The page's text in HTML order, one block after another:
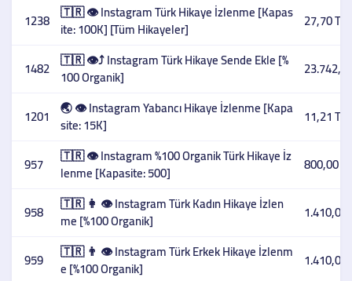
1238 🇹🇷 👁️ Instagram Türk Hikaye İzlenme [Kapas
ite: 100K] [Tüm Hikayeler] 27,70 TL
1482 🇹🇷 👁️⤴️ Instagram Türk Hikaye Sende Ekle [%
100 Organik]
1201 🌏 👁️ Instagram Yabancı Hikaye İzlenme [Kapa
site: 15K] 11,21 TL
957 🇹🇷 👁️ Instagram %100 Organik Türk Hikaye İz
lenme [Kapasite: 500] 800,00 TL
958 🇹🇷 👩 👁️ Instagram Türk Kadın Hikaye İzlen
me [%100 Organik] 1.410,00
959 🇹🇷 👨 👁️ Instagram Türk Erkek Hikaye İzlenm
e [%100 Organik] 1.410,00